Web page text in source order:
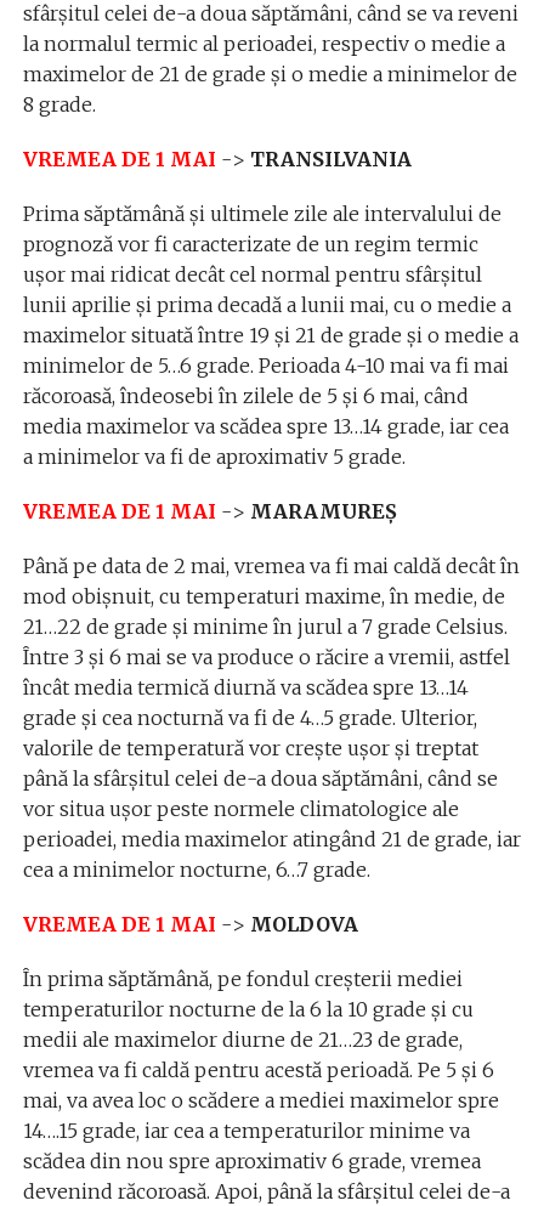
sfârşitul celei de-a doua săptămâni, când se va reveni
la normalul termic al perioadei, respectiv o medie a
maximelor de 21 de grade şi o medie a minimelor de
8 grade.
VREMEA DE 1 MAI -> TRANSILVANIA
Prima săptămână şi ultimele zile ale intervalului de
prognoză vor fi caracterizate de un regim termic
uşor mai ridicat decât cel normal pentru sfârşitul
lunii aprilie şi prima decadă a lunii mai, cu o medie a
maximelor situată între 19 şi 21 de grade şi o medie a
minimelor de 5…6 grade. Perioada 4-10 mai va fi mai
răcoroasă, îndeosebi în zilele de 5 şi 6 mai, când
media maximelor va scădea spre 13…14 grade, iar cea
a minimelor va fi de aproximativ 5 grade.
VREMEA DE 1 MAI -> MARAMUREȘ
Până pe data de 2 mai, vremea va fi mai caldă decât în
mod obişnuit, cu temperaturi maxime, în medie, de
21…22 de grade şi minime în jurul a 7 grade Celsius.
Între 3 şi 6 mai se va produce o răcire a vremii, astfel
încât media termică diurnă va scădea spre 13…14
grade şi cea nocturnă va fi de 4…5 grade. Ulterior,
valorile de temperatură vor creşte uşor şi treptat
până la sfârşitul celei de-a doua săptămâni, când se
vor situa uşor peste normele climatologice ale
perioadei, media maximelor atingând 21 de grade, iar
cea a minimelor nocturne, 6…7 grade.
VREMEA DE 1 MAI -> MOLDOVA
În prima săptămână, pe fondul creşterii mediei
temperaturilor nocturne de la 6 la 10 grade şi cu
medii ale maximelor diurne de 21…23 de grade,
vremea va fi caldă pentru acestă perioadă. Pe 5 şi 6
mai, va avea loc o scădere a mediei maximelor spre
14….15 grade, iar cea a temperaturilor minime va
scădea din nou spre aproximativ 6 grade, vremea
devenind răcoroasă. Apoi, până la sfârşitul celei de-a